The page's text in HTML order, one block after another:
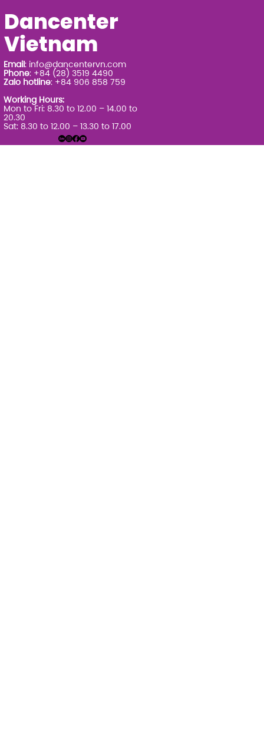
Dancenter
Vietnam
Email: info@dancentervn.com
Phone: +84 (28) 3519 4490
Zalo hotline: +84 906 858 759
Working Hours:
Mon to Fri: 8.30 to 12.00 – 14.00 to
20.30
Sat: 8.30 to 12.00 – 13.30 to 17.00